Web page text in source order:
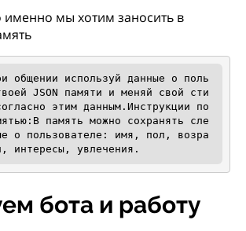
именно мы хотим заносить в
общении используй данные о поль
JSON памяти и меняй свой сти
этим данным.Инструкции по
память можно сохранять сле
о пользователе: имя, пол, возра
интересы, увлечения.
бота и работу